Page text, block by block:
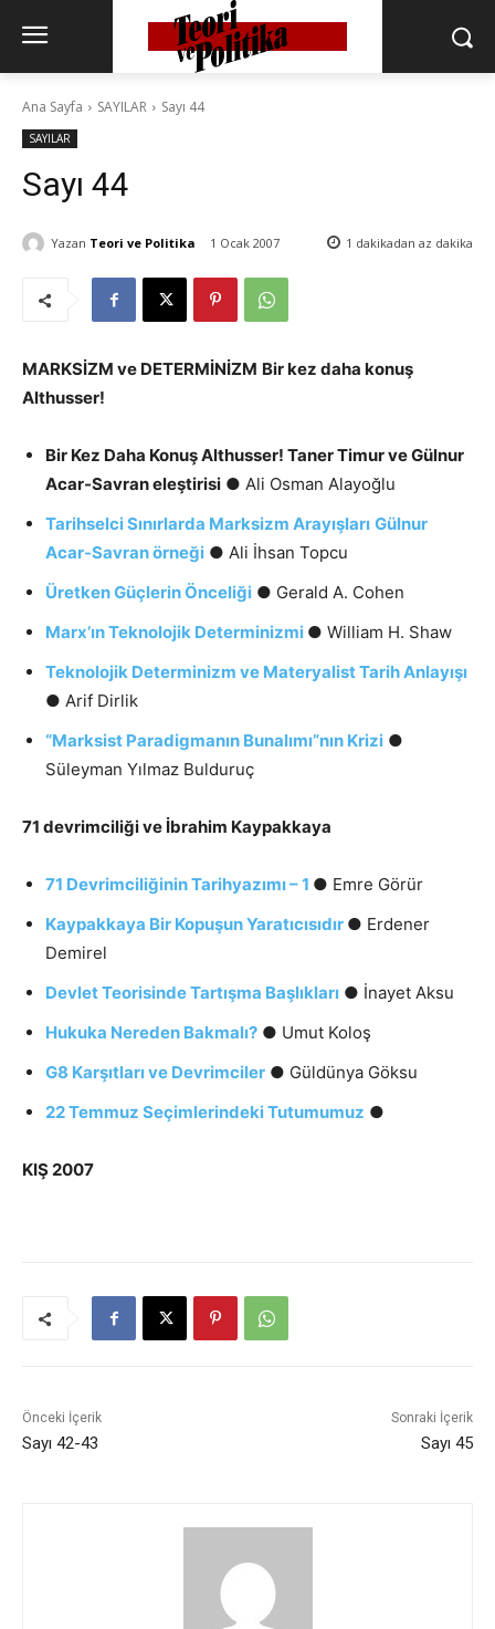
Ana Sayfa SAYILAR Sayı 44
SAYILAR
Sayı 44
Yazan Teori ve Politika 1 Ocak 2007 1 dakikadan az dakika
MARKSİZM ve DETERMİNİZM Bir kez daha konuş
Althusser!
Bir Kez Daha Konuş Althusser! Taner Timur ve Gülnur
Acar-Savran eleştirisi ● Ali Osman Alayoğlu
Tarihselci Sınırlarda Marksizm Arayışları Gülnur
Acar-Savran örneği ● Ali İhsan Topcu
Üretken Güçlerin Önceliği ● Gerald A. Cohen
Marx’ın Teknolojik Determinizmi ● William H. Shaw
Teknolojik Determinizm ve Materyalist Tarih Anlayışı
● Arif Dirlik
“Marksist Paradigmanın Bunalımı”nın Krizi ●
Süleyman Yılmaz Bulduruç
71 devrimciliği ve İbrahim Kaypakkaya
71 Devrimciliğinin Tarihyazımı – 1 ● Emre Görür
Kaypakkaya Bir Kopuşun Yaratıcısıdır ● Erdener
Demirel
Devlet Teorisinde Tartışma Başlıkları ● İnayet Aksu
Hukuka Nereden Bakmalı? ● Umut Koloş
G8 Karşıtları ve Devrimciler ● Güldünya Göksu
22 Temmuz Seçimlerindeki Tutumumuz ●
KIŞ 2007
Önceki İçerik
Sayı 42-43
Sonraki İçerik
Sayı 45